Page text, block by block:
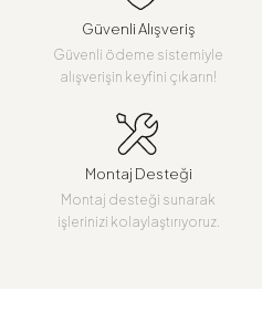
Güvenli Alışveriş
Güvenli ödeme sistemiyle
alışverişin keyfini çıkarın!
Montaj Desteği
Montaj desteği sunarak
işlerinizi kolaylaştırıyoruz.